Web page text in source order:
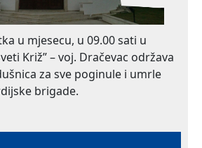
u mjesecu, u 09.00 sati u
Križ” – voj. Dračevac održava
za sve poginule i umrle
brigade.